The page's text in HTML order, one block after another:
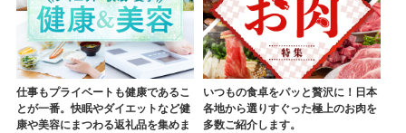
仕事もプライベートも健康であるこ
とが一番。快眠やダイエットなど健
康や美容にまつわる返礼品を集めま
いつもの食卓をパッと贅沢に！日本
各地から選りすぐった極上のお肉を
多数ご紹介します。